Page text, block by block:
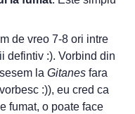
de vreo 7-8 ori intre
defintiv :). Vorbind din
la Gitanes fara
:)), eu cred ca
fumat, o poate face